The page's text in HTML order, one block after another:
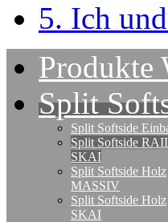
5. Ich
Split
Split Softside
Split Softside
SKAI
Split Softside Holz
MASSIV
Split Softside Holz
SKAI